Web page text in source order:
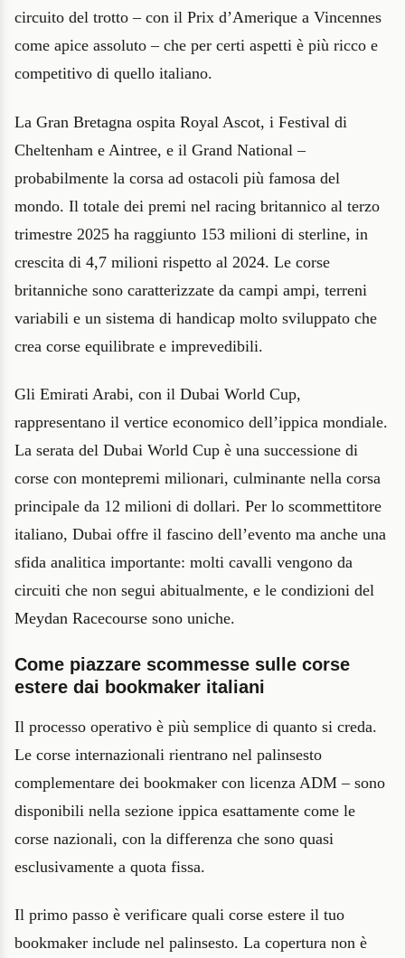
circuito del trotto – con il Prix d’Amerique a Vincennes
come apice assoluto – che per certi aspetti è più ricco e
competitivo di quello italiano.
La Gran Bretagna ospita Royal Ascot, i Festival di
Cheltenham e Aintree, e il Grand National –
probabilmente la corsa ad ostacoli più famosa del
mondo. Il totale dei premi nel racing britannico al terzo
trimestre 2025 ha raggiunto 153 milioni di sterline, in
crescita di 4,7 milioni rispetto al 2024. Le corse
britanniche sono caratterizzate da campi ampi, terreni
variabili e un sistema di handicap molto sviluppato che
crea corse equilibrate e imprevedibili.
Gli Emirati Arabi, con il Dubai World Cup,
rappresentano il vertice economico dell’ippica mondiale.
La serata del Dubai World Cup è una successione di
corse con montepremi milionari, culminante nella corsa
principale da 12 milioni di dollari. Per lo scommettitore
italiano, Dubai offre il fascino dell’evento ma anche una
sfida analitica importante: molti cavalli vengono da
circuiti che non segui abitualmente, e le condizioni del
Meydan Racecourse sono uniche.
Come piazzare scommesse sulle corse
estere dai bookmaker italiani
Il processo operativo è più semplice di quanto si creda.
Le corse internazionali rientrano nel palinsesto
complementare dei bookmaker con licenza ADM – sono
disponibili nella sezione ippica esattamente come le
corse nazionali, con la differenza che sono quasi
esclusivamente a quota fissa.
Il primo passo è verificare quali corse estere il tuo
bookmaker include nel palinsesto. La copertura non è